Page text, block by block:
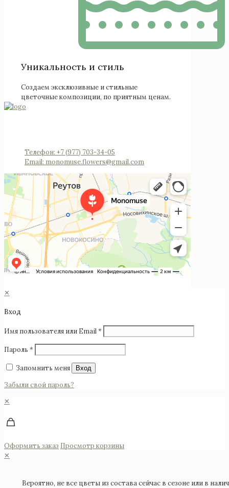
Уникальность и стиль
Создаем эксклюзивные и стильные
цветочные композиции, по приятным ценам.
Телефон: +7 (977) 703-34-05
Email: monomuse.flowers@gmail.com
✕
Вход
Имя пользователя или Email*
Пароль *
Запомнить меня Вход
Забыли свой пароль?
✕
Оформить заказ Просмотр корзины
✕
Вероятно, не все цветы из состава сейчас в сезоне или в